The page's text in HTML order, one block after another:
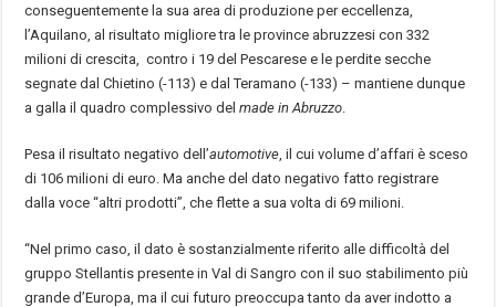
conseguentemente la sua area di produzione per eccellenza,
l’Aquilano, al risultato migliore tra le province abruzzesi con 332
milioni di crescita, contro i 19 del Pescarese e le perdite secche
segnate dal Chietino (-113) e dal Teramano (-133) – mantiene dunque
a galla il quadro complessivo delmade in Abruzzo
Pesa il risultato negativo dell’automotive , il cui volume d’affari è sceso
di 106 milioni di euro. Ma anche del dato negativo fatto registrare
dalla voce “altri prodotti”, che flette a sua volta di 69 milioni.
“Nel primo caso, il dato è sostanzialmente riferito alle difficoltà del
gruppo Stellantis presente in Val di Sangro con il suo stabilimento più
grande d’Europa, ma il cui futuro preoccupa tanto da aver indotto a